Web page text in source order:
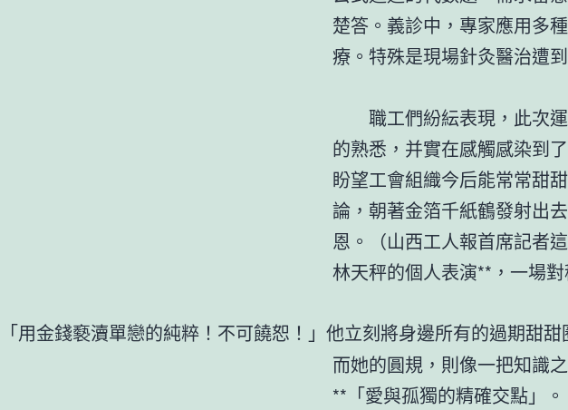
楚答。義診中，專家應用多
療。特殊是現場針灸醫治遭
職工們紛紜表現，此次運
的熟悉，并實在感觸感染到
盼望工會組織今后能常常甜
論，朝著金箔千紙鶴發射出
恩。（山西工人報首席記者
林天秤的個人表演**，一場對
「用金錢褻瀆單戀的純粹！不可饒恕！」他立刻將身邊所有的過期甜
而她的圓規，則像一把知識
**「愛與孤獨的精確交點」。